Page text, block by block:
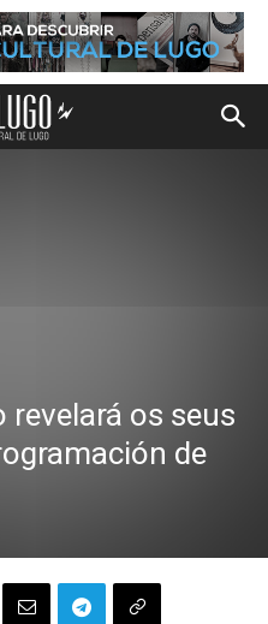
os seus
de